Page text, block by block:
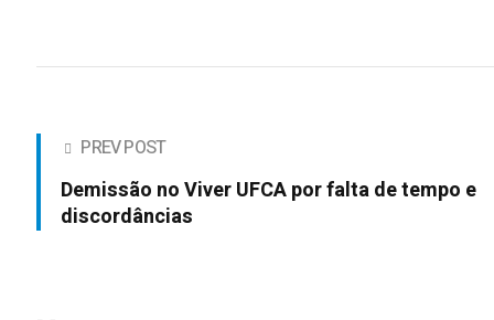
PREV POST
Demissão no Viver UFCA por falta de tempo e
discordâncias